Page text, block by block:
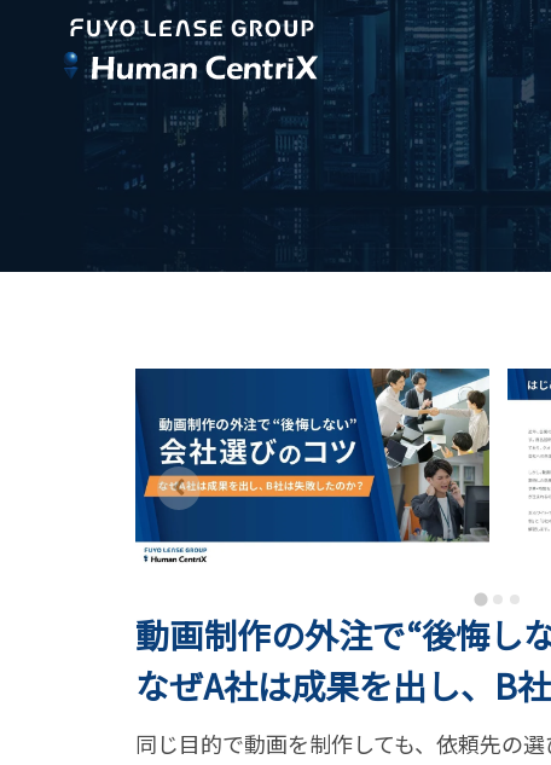
動画制作の外注で“後悔し
なぜA社は成果を出し、B
同じ目的で動画を制作しても、依頼先の